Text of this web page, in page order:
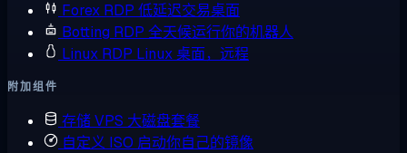
Forex RDP 低延迟交易桌面
Botting RDP 全天候运行你的机器人
Linux RDP Linux 桌面，远程
附加组件
存储 VPS 大磁盘套餐
自定义 ISO 启动你自己的镜像